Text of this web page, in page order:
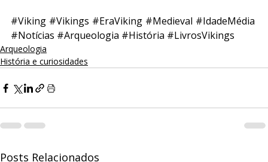
#Viking #Vikings #EraViking #Medieval #IdadeMédia
#Notícias #Arqueologia #História #LivrosVikings
Arqueologia
História e curiosidades
Posts Relacionados